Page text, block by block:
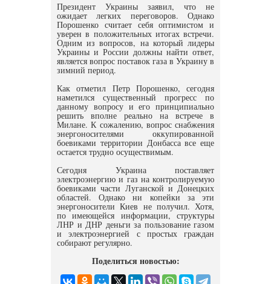
Президент Украины заявил, что не
ожидает легких переговоров. Однако
Порошенко считает себя оптимистом и
уверен в положительных итогах встречи.
Одним из вопросов, на который лидеры
Украины и России должны найти ответ,
является вопрос поставок газа в Украину в
зимний период.
Как отметил Петр Порошенко, сегодня
наметился существенный прогресс по
данному вопросу и его принципиально
решить вполне реально на встрече в
Милане. К сожалению, вопрос снабжения
энергоносителями оккупированной
боевиками территории Донбасса все еще
остается трудно осуществимым.
Сегодня Украина поставляет
электроэнергию и газ на контролируемую
боевиками части Луганской и Донецких
областей. Однако ни копейки за эти
энергоносители Киев не получил. Хотя,
по имеющейся информации, структуры
ЛНР и ДНР деньги за пользование газом
и электроэнергией с простых граждан
собирают регулярно.
Поделиться новостью: